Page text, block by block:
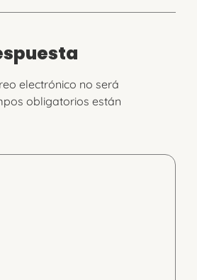
electrónico no será
obligatorios están